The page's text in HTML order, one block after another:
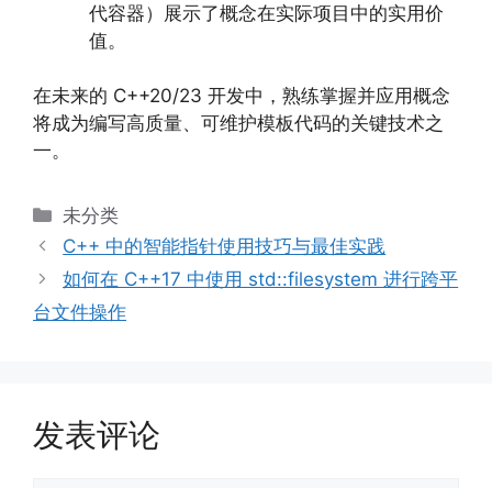
代容器）展示了概念在实际项目中的实用价
值。
在未来的 C++20/23 开发中，熟练掌握并应用概念
将成为编写高质量、可维护模板代码的关键技术之
一。
分
类
未分类
C++ 中的智能指针使用技巧与最佳实践
如何在 C++17 中使用 std::filesystem 进行跨平
台文件操作
发表评论